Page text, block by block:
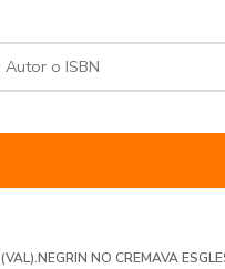
(VAL).NEGRIN NO CREMAVA